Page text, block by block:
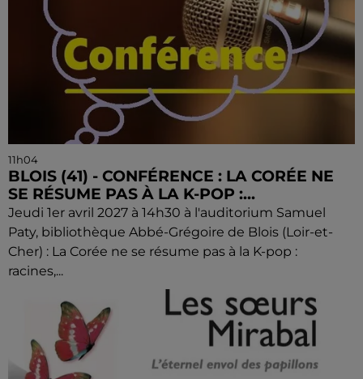
11h04
BLOIS (41) - CONFÉRENCE : LA CORÉE NE
SE RÉSUME PAS À LA K-POP :...
Jeudi 1er avril 2027 à 14h30 à l'auditorium Samuel
Paty, bibliothèque Abbé-Grégoire de Blois (Loir-et-
Cher) : La Corée ne se résume pas à la K-pop :
racines,...